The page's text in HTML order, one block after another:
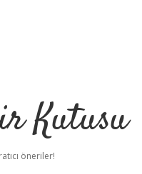
Kutusu
öneriler!